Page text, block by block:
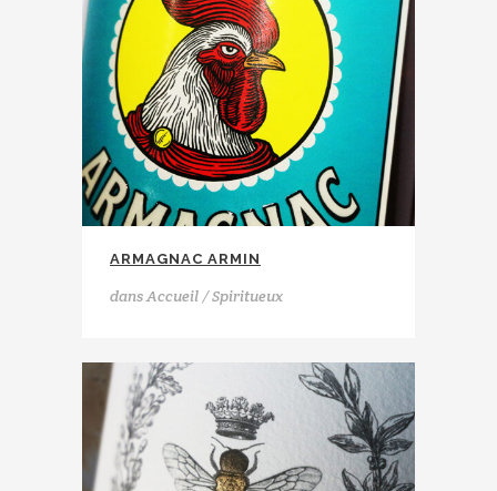
ARMAGNAC ARMIN
dansAccueil / Spiritueux